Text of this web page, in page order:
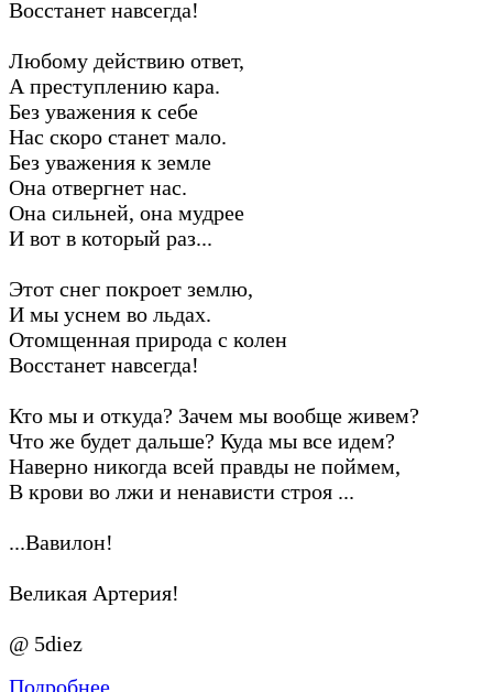
Восстанет навсегда!
Любому действию ответ,
А преступлению кара.
Без уважения к себе
Нас скоро станет мало.
Без уважения к земле
Она отвергнет нас.
Она сильней, она мудрее
И вот в который раз...
Этот снег покроет землю,
И мы уснем во льдах.
Отомщенная природа с колен
Восстанет навсегда!
Кто мы и откуда? Зачем мы вообще живем?
Что же будет дальше? Куда мы все идем?
Наверно никогда всей правды не поймем,
В крови во лжи и ненависти строя ...
...Вавилон!
Великая Артерия!
@ 5diez
Подробнее